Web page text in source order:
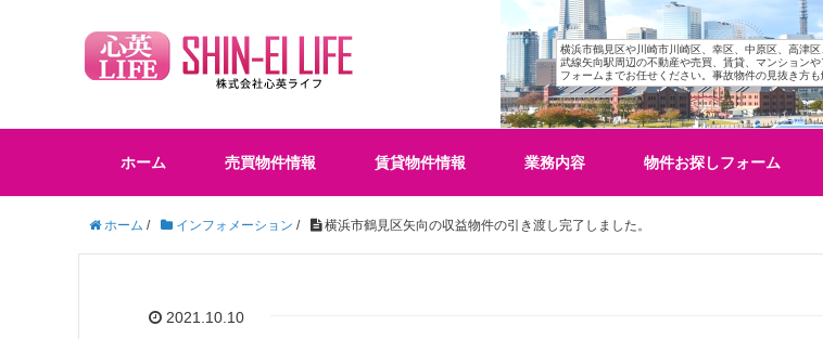
横浜市鶴見区や川崎市川崎区、幸区、中原区、高津
武線矢向駅周辺の不動産や売買、賃貸、マンションや
フォームまでお任せください。事故物件の見抜き方も
ホーム 売買物件情報 賃貸物件情報 業務内容 物件お探しフォーム
ホーム / インフォメーション / 横浜市鶴見区矢向の収益物件の引き渡し完了しました。
2021.10.10